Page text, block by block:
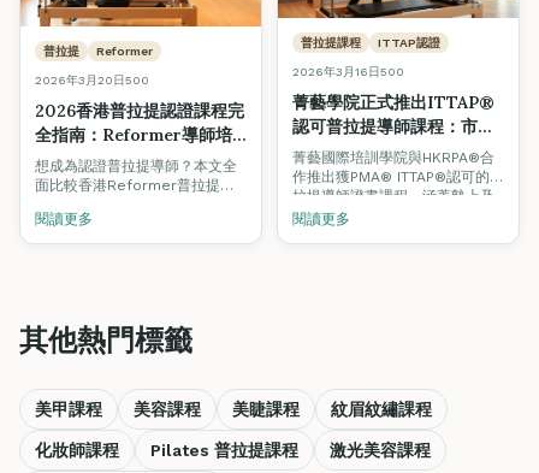
普拉提 Reformer
2026年3月20日500
2026香港普拉提認證課程完
全指南：Reformer導師培
訓費用、認證及就業前景
想成為認證普拉提導師？本文全
面比較香港Reformer普拉提課
vs Reformer分別，以及就業薪
酬前景。了解HKRPA®與Fine
閱讀更多
普拉提課程 ITTAP認證
2026年3月16日500
菁藝學院正式推出ITTAP®
認可普拉提導師課程：市場
趨勢、薪酬前景與入行指南
菁藝國際培訓學院與HKRPA®合
作推出獲PMA® ITTAP®認可的普
拉提導師證書課程，涵蓋墊上及
器械普拉提，由註冊物理治療師
閱讀更多
其他熱門標籤
美甲課程 美容課程 美睫課程 紋眉紋繡課程
化妝師課程 Pilates 普拉提課程 激光美容課程